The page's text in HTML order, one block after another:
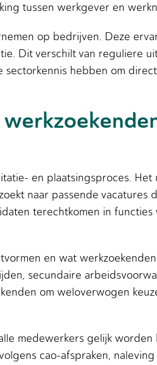
tussen werkgever en
op bedrijven. Deze
Dit verschilt van reguliere
hebben om
en plaatsingsproces.
naar passende vacatures
terechtkomen in functies
en wat
secundaire
om weloverwogen
medewerkers gelijk worden
cao-afspraken, naleving